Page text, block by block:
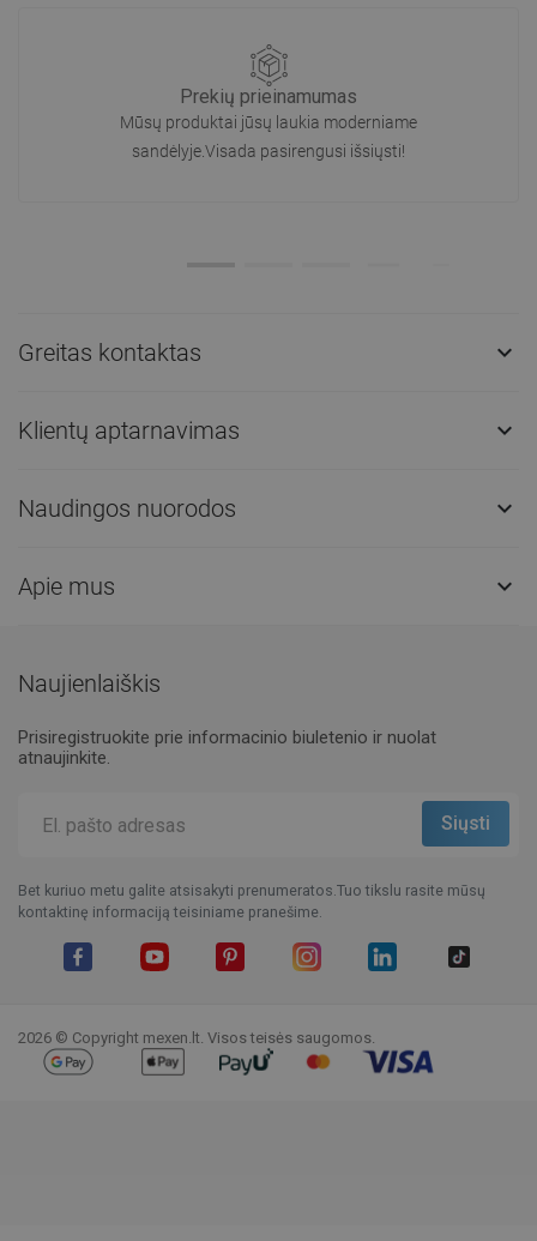
Prekių prieinamumas
Mūsų produktai jūsų laukia moderniame
sandėlyje.Visada pasirengusi išsiųsti!
Greitas kontaktas 
Klientų aptarnavimas 
Naudingos nuorodos 
Apie mus 
Naujienlaiškis
Prisiregistruokite prie informacinio biuletenio ir nuolat
atnaujinkite.
Bet kuriuo metu galite atsisakyti prenumeratos.Tuo tikslu rasite mūsų
kontaktinę informaciją teisiniame pranešime.
2026 © Copyright mexen.lt. Visos teisės saugomos.